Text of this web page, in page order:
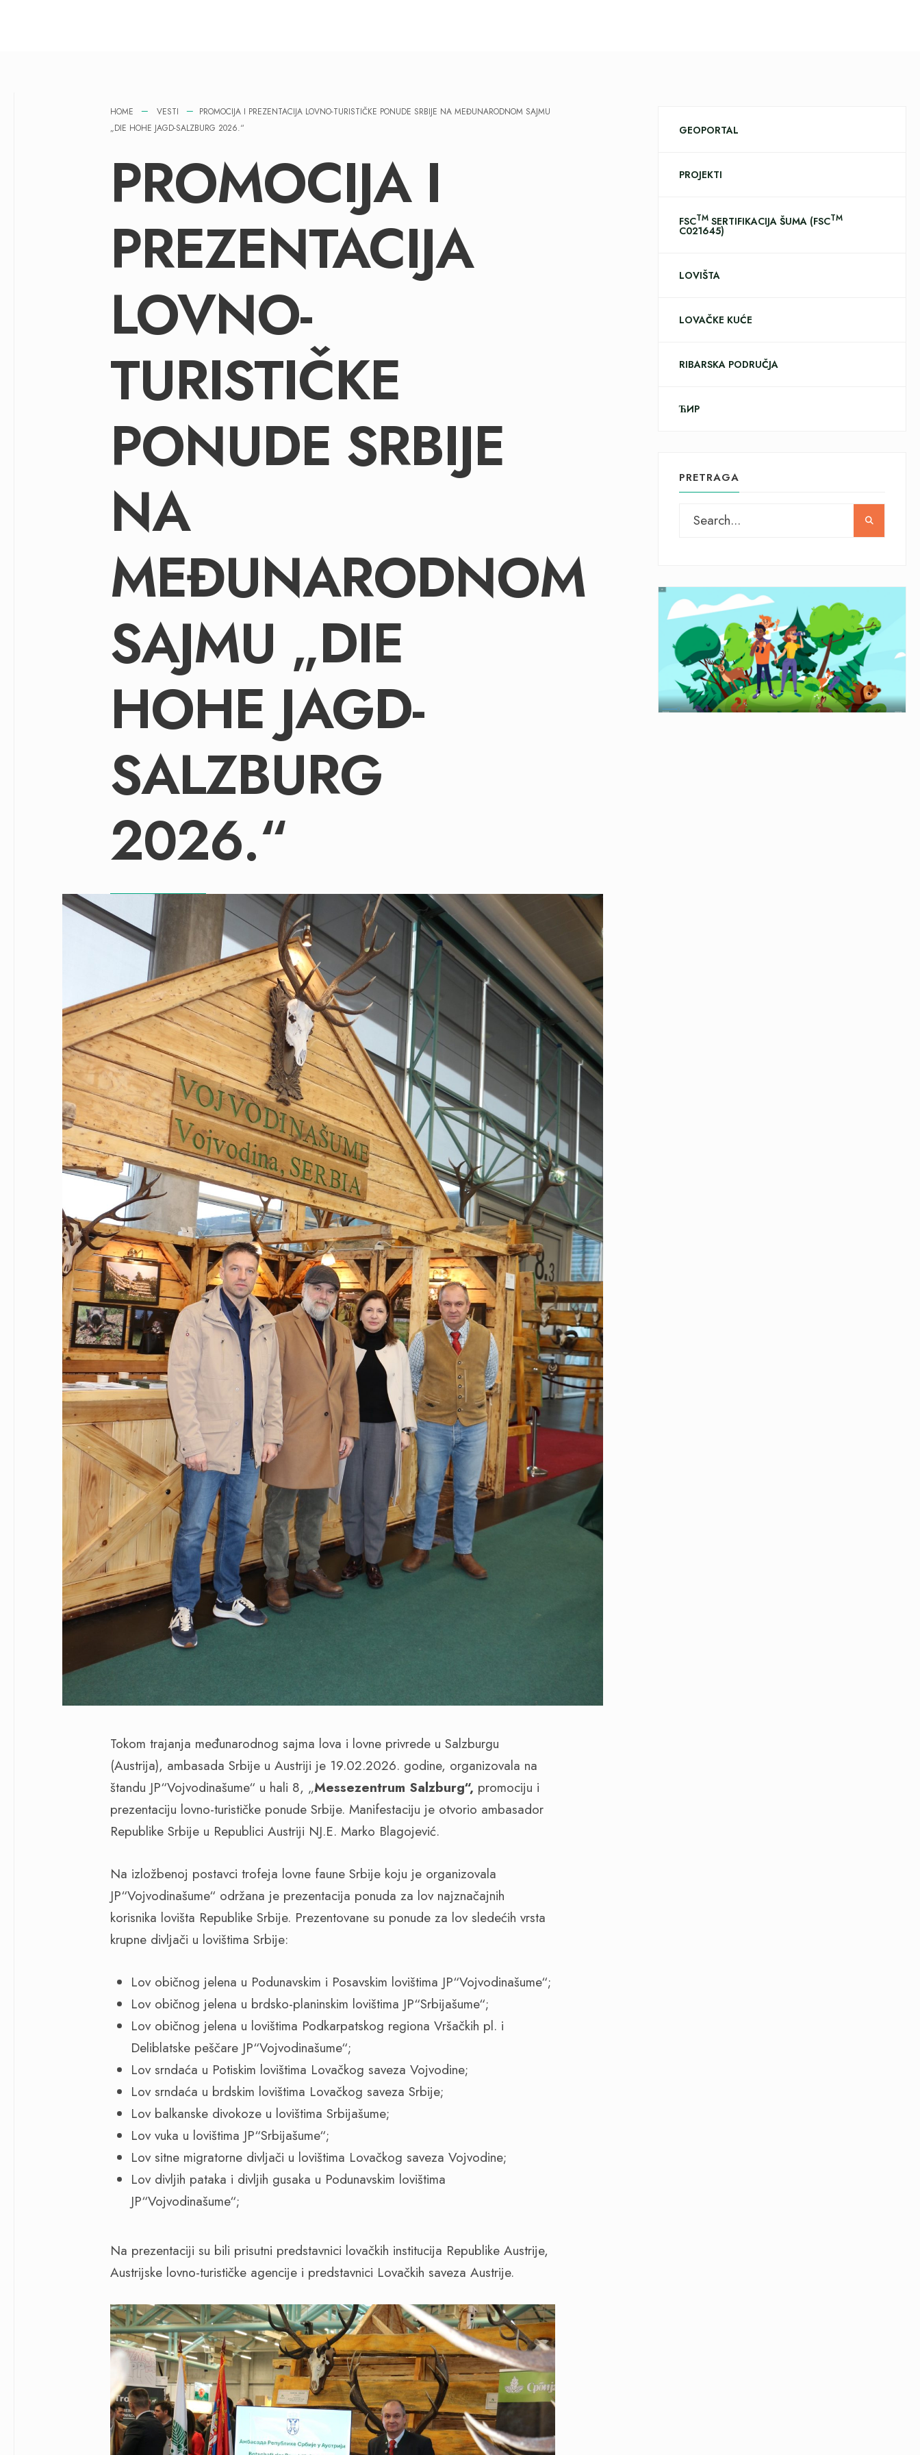
HOME VESTI
PROMOCIJA I PREZENTACIJA LOVNO-TURISTIČKE PONUDE SRBIJE NA MEĐUNARODNOM SAJMU
„DIE HOHE JAGD-SALZBURG 2026.“
PROMOCIJA I
PREZENTACIJA
LOVNO-
TURISTIČKE
PONUDE SRBIJE
NA
MEĐUNARODNOM
SAJMU „DIE
HOHE JAGD-
SALZBURG
2026.“
Tokom trajanja međunarodnog sajma lova i lovne privrede u Salzburgu
(Austrija), ambasada Srbije u Austriji je 19.02.2026. godine, organizovala na
štandu JP“Vojvodinašume“ u hali 8, „Messezentrum Salzburg“, promociju i
prezentaciju lovno-turističke ponude Srbije. Manifestaciju je otvorio ambasador
Republike Srbije u Republici Austriji NJ.E. Marko Blagojević.
Na izložbenoj postavci trofeja lovne faune Srbije koju je organizovala
JP“Vojvodinašume“ održana je prezentacija ponuda za lov najznačajnih
korisnika lovišta Republike Srbije. Prezentovane su ponude za lov sledećih vrsta
krupne divljači u lovištima Srbije:
Lov običnog jelena u Podunavskim i Posavskim lovištima JP“Vojvodinašume“;
Lov običnog jelena u brdsko-planinskim lovištima JP“Srbijašume“;
Lov običnog jelena u lovištima Podkarpatskog regiona Vršačkih pl. i
Deliblatske peščare JP“Vojvodinašume“;
Lov srndaća u Potiskim lovištima Lovačkog saveza Vojvodine;
Lov srndaća u brdskim lovištima Lovačkog saveza Srbije;
Lov balkanske divokoze u lovištima Srbijašume;
Lov vuka u lovištima JP“Srbijašume“;
Lov sitne migratorne divljači u lovištima Lovačkog saveza Vojvodine;
Lov divljih pataka i divljih gusaka u Podunavskim lovištima
JP“Vojvodinašume“;
Na prezentaciji su bili prisutni predstavnici lovačkih institucija Republike Austrije,
Austrijske lovno-turističke agencije i predstavnici Lovačkih saveza Austrije.
GEOPORTAL
PROJEKTI
FSCTMSERTIFIKACIJA ŠUMA (FSCTM
C021645)
LOVIŠTA
LOVAČKE KUĆE
RIBARSKA PODRUČJA
ЋИР
PRETRAGA